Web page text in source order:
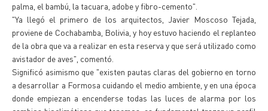
palma, el bambú, la tacuara, adobe y fibro-cemento".
"Ya llegó el primero de los arquitectos, Javier Moscoso Tejada,
proviene de Cochabamba, Bolivia, y hoy estuvo haciendo el replanteo
de la obra que va a realizar en esta reserva y que será utilizado como
avistador de aves", comentó.
Significó asimismo que "existen pautas claras del gobierno en torno
a desarrollar a Formosa cuidando el medio ambiente, y en una época
donde empiezan a encenderse todas las luces de alarma por los